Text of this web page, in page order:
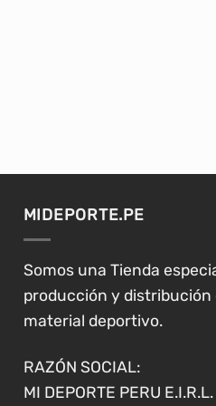
MIDEPORTE.PE
Somos una Tienda
producción y distribución
material deportivo.
RAZÓN SOCIAL:
MI DEPORTE PERU E.I.R.L.